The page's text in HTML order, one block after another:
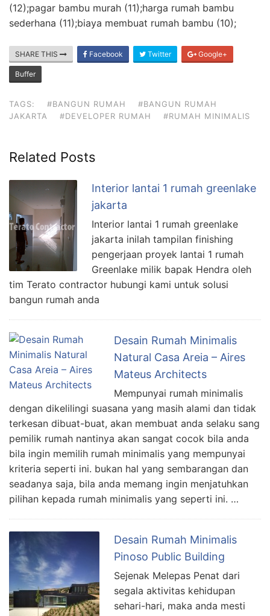
(12);pagar bambu murah (11);harga rumah bambu
sederhana (11);biaya membuat rumah bambu (10);
SHARE THIS Facebook Twitter Google+
Buffer
TAGS: #BANGUN RUMAH
#BANGUN RUMAH
JAKARTA
#DEVELOPER RUMAH #RUMAH MINIMALIS
Related Posts
Interior lantai 1 rumah greenlake
jakarta
Interior lantai 1 rumah greenlake
jakarta inilah tampilan finishing
pengerjaan proyek lantai 1 rumah
Greenlake milik bapak Hendra oleh
tim Terato contractor hubungi kami untuk solusi
bangun rumah anda
Desain Rumah Minimalis
Natural Casa Areia – Aires
Mateus Architects
Mempunyai rumah minimalis
dengan dikelilingi suasana yang masih alami dan tidak
terkesan dibuat-buat, akan membuat anda selaku sang
pemilik rumah nantinya akan sangat cocok bila anda
bila ingin memilih rumah minimalis yang mempunyai
kriteria seperti ini. bukan hal yang sembarangan dan
seadanya saja, bila anda memang ingin menjatuhkan
pilihan kepada rumah minimalis yang seperti ini. …
Desain Rumah Minimalis
Pinoso Public Building
Sejenak Melepas Penat dari
segala aktivitas kehidupan
sehari-hari, maka anda mesti